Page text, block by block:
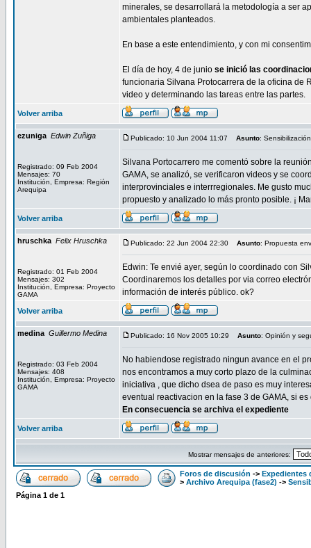
minerales, se desarrollará la metodología a ser
ambientales planteados.
En base a este entendimiento, y con mi
El día de hoy, 4 de junio se inició las
funcionaria Silvana Protocarrera de la oficina de
video y determinando las tareas entre las partes.
Volver arriba
ezuniga Edwin Zuñiga
Registrado: 09 Feb 2004
Mensajes: 70
Institución, Empresa: Región
Arequipa
Publicado: 10 Jun 2004 11:07 Asunto:
Silvana Portocarrero me comentó sobre la
GAMA, se analizó, se verificaron videos y se
interprovinciales e interrregionales. Me gusto
propuesto y analizado lo más pronto posible. ¡
Volver arriba
hruschka Felix Hruschka
Registrado: 01 Feb 2004
Mensajes: 302
Institución, Empresa: Proyecto
GAMA
Publicado: 22 Jun 2004 22:30 Asunto: Propuesta
Edwin: Te envié ayer, según lo coordinado con
Coordinaremos los detalles por via correo
información de interés público. ok?
Volver arriba
medina Guillermo Medina
Registrado: 03 Feb 2004
Mensajes: 408
Institución, Empresa: Proyecto
GAMA
Publicado: 16 Nov 2005 10:29 Asunto: Opinión y
No habiendose registrado ningun avance en el
nos encontramos a muy corto plazo de la
iniciativa , que dicho dsea de paso es muy
eventual reactivacion en la fase 3 de GAMA, si
En consecuencia se archiva el expediente
Volver arriba
Mostrar mensajes de anteriores:
Foros de discusión -> Expedientes
> Archivo Arequipa (fase2) ->
Página 1 de 1